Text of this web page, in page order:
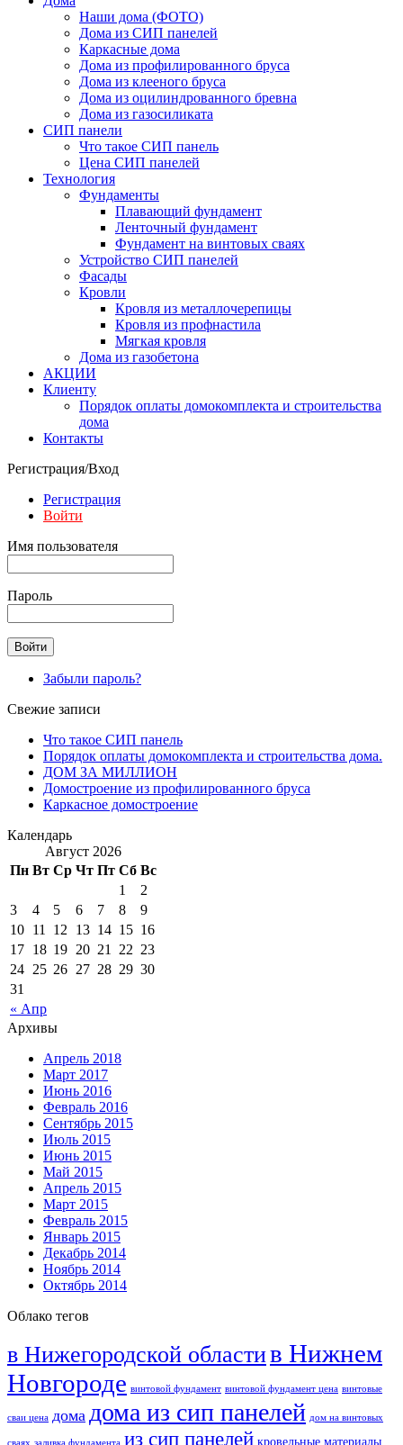
Наши дома (ФОТО)
Дома из СИП панелей
Каркасные дома
Дома из профилированного бруса
Дома из клееного бруса
Дома из оцилиндрованного бревна
Дома из газосиликата
СИП панели
Что такое СИП панель
Цена СИП панелей
Технология
Фундаменты
Плавающий фундамент
Ленточный фундамент
Фундамент на винтовых сваях
Устройство СИП панелей
Фасады
Кровли
Кровля из металлочерепицы
Кровля из профнастила
Мягкая кровля
Дома из газобетона
АКЦИИ
Клиенту
Порядок оплаты домокомплекта и строительства
дома
Контакты
Регистрация/Вход
Регистрация
Войти
Имя пользователя
Пароль
Забыли пароль?
Свежие записи
Что такое СИП панель
Порядок оплаты домокомплекта и строительства дома.
ДОМ ЗА МИЛЛИОН
Домостроение из профилированного бруса
Каркасное домостроение
Календарь
Август 2026
Пн Вт Ср Чт Пт Сб Вс
« Апр
1
2
3
4 5 6 7 8
9
10 11 12 13 14 15 16
17 18 19 20 21 22 23
24 25 26 27 28 29 30
31
Архивы
Апрель 2018
Март 2017
Июнь 2016
Февраль 2016
Сентябрь 2015
Июль 2015
Июнь 2015
Май 2015
Апрель 2015
Март 2015
Февраль 2015
Январь 2015
Декабрь 2014
Ноябрь 2014
Октябрь 2014
Облако тегов
в Нижегородской областив Нижнем
Новгороде винтовой фундамент винтовой фундамент цена винтовые
сваи цена дома дома из сип панелей дом на винтовых
сваях заливка фундамента из сип панелей кровельные материалы